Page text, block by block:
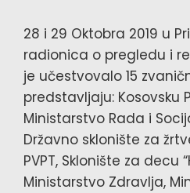
28 i 29 Oktobra 2019 u
radionica o pregledu i
je učestvovalo 15
predstavljaju: Kosovsku
Ministarstvo Rada i
Državno sklonište za
PVPT, Sklonište za decu
Ministarstvo Zdravlja,